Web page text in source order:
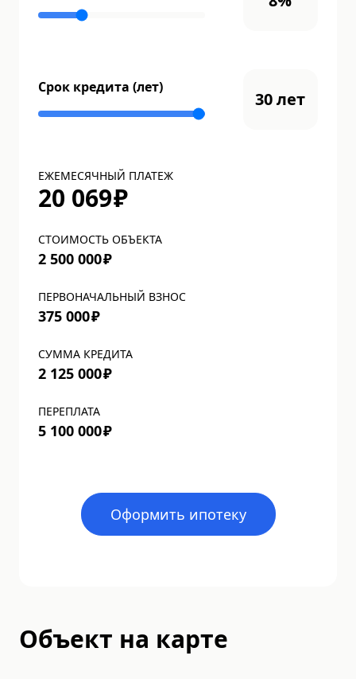
Срок кредита (лет)
30лет
ЕЖЕМЕСЯЧНЫЙ ПЛАТЕЖ
20 069₽
СТОИМОСТЬ ОБЪЕКТА
2 500 000₽
ПЕРВОНАЧАЛЬНЫЙ ВЗНОС
375 000₽
СУММА КРЕДИТА
2 125 000₽
ПЕРЕПЛАТА
5 100 000₽
Оформить ипотеку
Объект на карте